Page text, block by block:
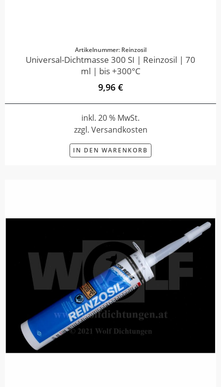
Artikelnummer: Reinzosil
Universal-Dichtmasse 300 SI | Reinzosil | 70
ml | bis +300°C
9,96 €
inkl. 20 % MwSt.
zzgl. Versandkosten
IN DEN WARENKORB